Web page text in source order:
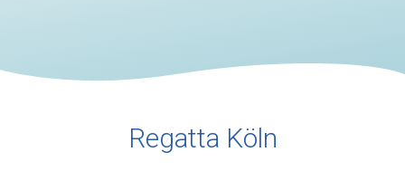
Regatta Köln